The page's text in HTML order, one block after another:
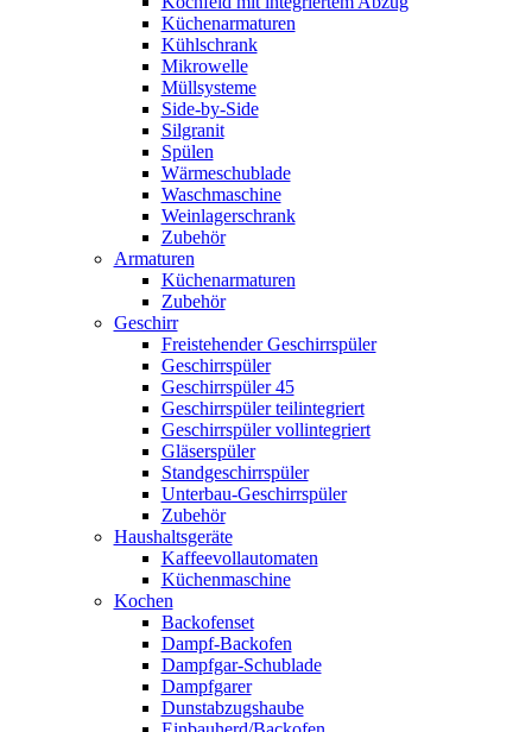
Küchenarmaturen
Kühlschrank
Mikrowelle
Müllsysteme
Side-by-Side
Silgranit
Spülen
Wärmeschublade
Waschmaschine
Weinlagerschrank
Zubehör
Armaturen
Küchenarmaturen
Zubehör
Geschirr
Freistehender Geschirrspüler
Geschirrspüler
Geschirrspüler 45
Geschirrspüler teilintegriert
Geschirrspüler vollintegriert
Gläserspüler
Standgeschirrspüler
Unterbau-Geschirrspüler
Zubehör
Haushaltsgeräte
Kaffeevollautomaten
Küchenmaschine
Kochen
Backofenset
Dampf-Backofen
Dampfgar-Schublade
Dampfgarer
Dunstabzugshaube